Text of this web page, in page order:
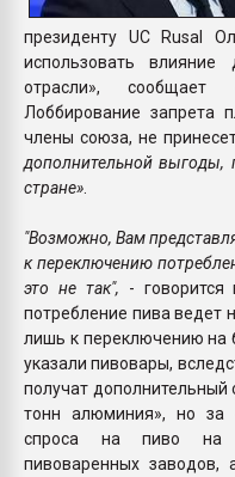
президенту UC Rusal
использовать влияние
отрасли»,
Лоббирование запрета
члены союза, не
дополнительной выгоды,
стране»
"Возможно, Вам
к переключению
это не так", -
потребление пива ведет
лишь к переключению на
указали пивовары,
получат
тонн алюминия», но за
спроса на пиво на
пивоваренных заводов,